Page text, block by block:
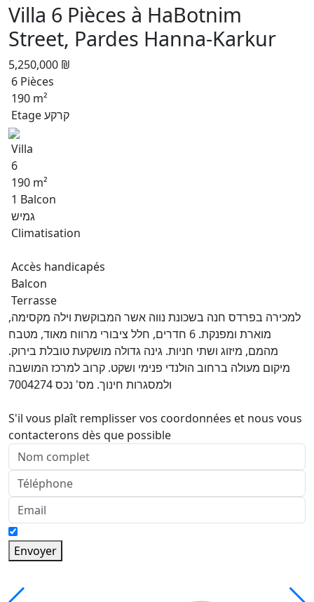
Villa 6 Pièces à HaBotnim
Street, Pardes Hanna-Karkur
5,250,000 ₪
6 Pièces
190 m²
Etage קרקע
Villa
6
190 m²
1 Balcon
גמיש
Climatisation
Accès handicapés
Balcon
Terrasse
למכירה בפרדס חנה בשכונת נווה אשר המבוקשת וילה מקסימה,
מוארת ומפנקת. 6 חדרים, חלל ציבורי מרווח מאוד, מטבח
מהמם, מיזוג ושתי חניות. גינה גדולה מושקעת טובלת בירוק.
מיקום מעולה ברחוב הולנדי פנימי ושקט. קרוב למרכז המושבה
ולמסגרות חינוך. מס' נכס 7004274
S'il vous plaît remplisser vos coordonnées et nous vous
contacterons dès que possible
Envoyer